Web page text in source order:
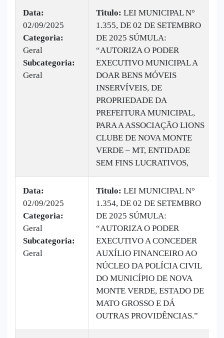
Data:
02/09/2025
Categoria:
Geral
Subcategoria:
Geral
Titulo: LEI MUNICIPAL N°
1.355, DE 02 DE SETEMBRO
DE 2025 SÚMULA:
“AUTORIZA O PODER
EXECUTIVO MUNICIPAL A
DOAR BENS MÓVEIS
INSERVÍVEIS, DE
PROPRIEDADE DA
PREFEITURA MUNICIPAL,
PARA A ASSOCIAÇÃO LIONS
CLUBE DE NOVA MONTE
VERDE – MT, ENTIDADE
SEM FINS LUCRATIVOS,
Data:
02/09/2025
Categoria:
Geral
Subcategoria:
Geral
Titulo: LEI MUNICIPAL N°
1.354, DE 02 DE SETEMBRO
DE 2025 SÚMULA:
“AUTORIZA O PODER
EXECUTIVO A CONCEDER
AUXÍLIO FINANCEIRO AO
NÚCLEO DA POLÍCIA CIVIL
DO MUNICÍPIO DE NOVA
MONTE VERDE, ESTADO DE
MATO GROSSO E DÁ
OUTRAS PROVIDÊNCIAS.”